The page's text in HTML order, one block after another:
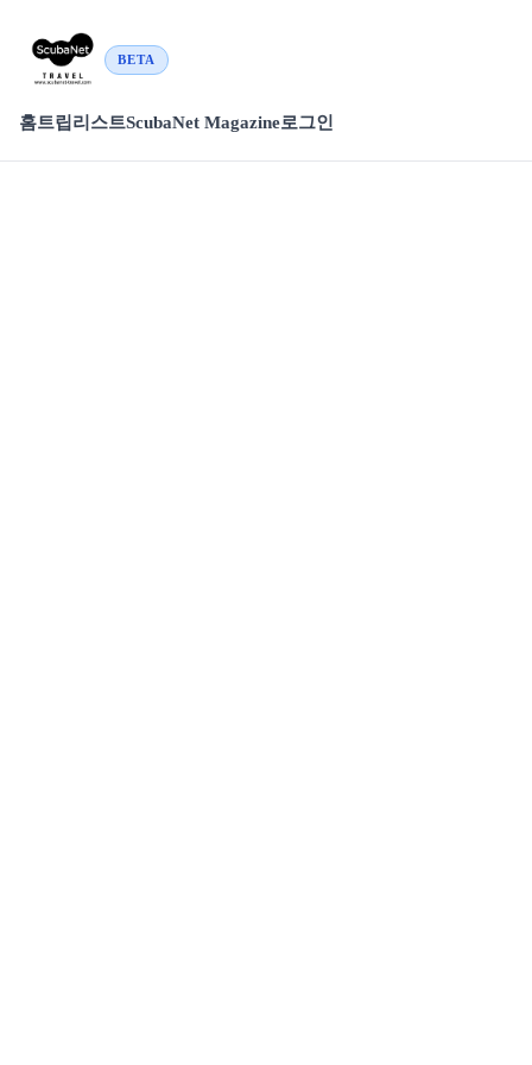
BETA
홈트립리스트ScubaNet Magazine로그인